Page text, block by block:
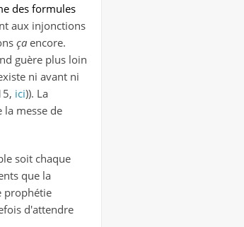
des formules
aux injonctions
ça encore.
guère plus loin
ni avant ni
ici)). La
messe de
soit chaque
que la
prophétie
d'attendre